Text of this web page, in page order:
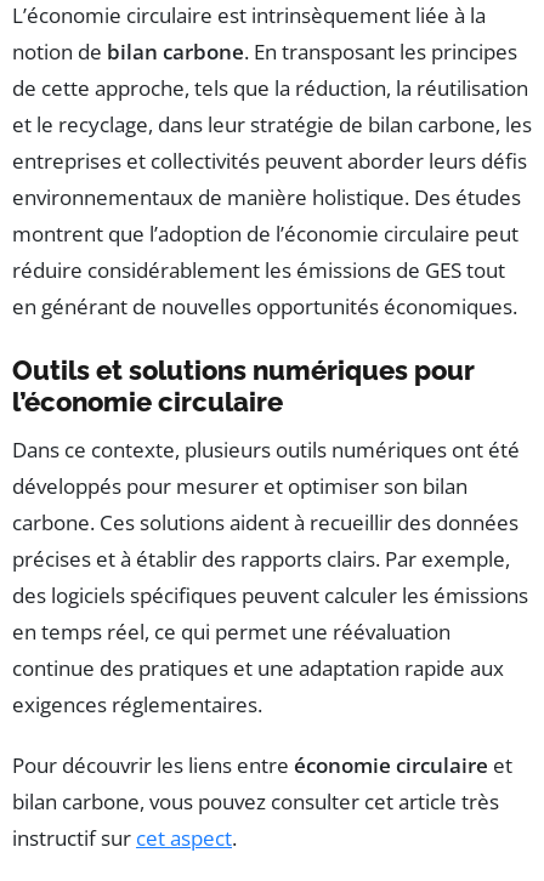
L’économie circulaire est intrinsèquement liée à la
notion de bilan carbone. En transposant les principes
de cette approche, tels que la réduction, la réutilisation
et le recyclage, dans leur stratégie de bilan carbone, les
entreprises et collectivités peuvent aborder leurs défis
environnementaux de manière holistique. Des études
montrent que l’adoption de l’économie circulaire peut
réduire considérablement les émissions de GES tout
en générant de nouvelles opportunités économiques.
Outils et solutions numériques pour
l’économie circulaire
Dans ce contexte, plusieurs outils numériques ont été
développés pour mesurer et optimiser son bilan
carbone. Ces solutions aident à recueillir des données
précises et à établir des rapports clairs. Par exemple,
des logiciels spécifiques peuvent calculer les émissions
en temps réel, ce qui permet une réévaluation
continue des pratiques et une adaptation rapide aux
exigences réglementaires.
Pour découvrir les liens entre économie circulaire et
bilan carbone, vous pouvez consulter cet article très
instructif sur cet aspect.